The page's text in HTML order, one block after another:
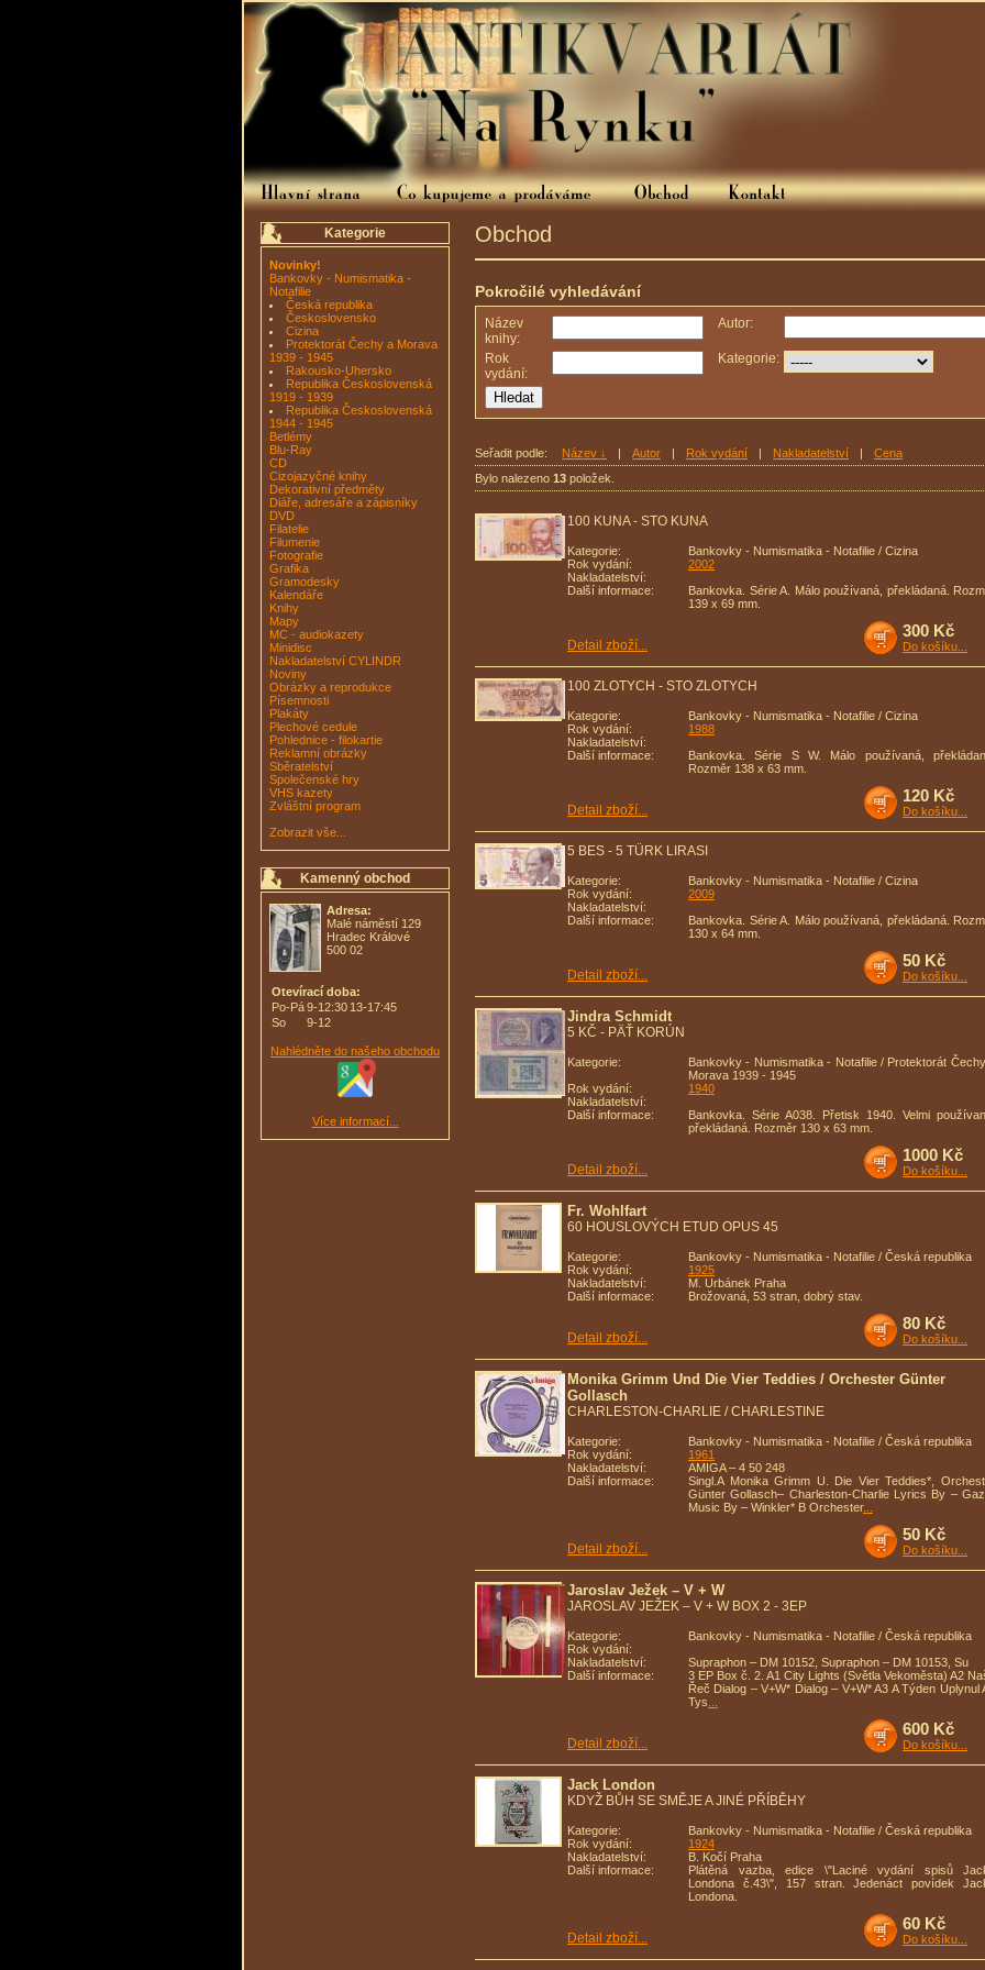
Kategorie
Novinky!
Bankovky - Numismatika -
Notafilie
Česká republika
Československo
Cizina
Protektorát Čechy a Morava
1939 - 1945
Rakousko-Uhersko
Republika Československá
1919 - 1939
Republika Československá
1944 - 1945
Betlémy
Blu-Ray
CD
Cizojazyčné knihy
Dekorativní předměty
Diáře, adresáře a zápisníky
DVD
Filatelie
Filumenie
Fotografie
Grafika
Gramodesky
Kalendáře
Knihy
Mapy
MC - audiokazety
Minidisc
Nakladatelství CYLINDR
Noviny
Obrázky a reprodukce
Písemnosti
Plakáty
Plechové cedule
Pohlednice - filokartie
Reklamní obrázky
Sběratelství
Společenské hry
VHS kazety
Zvláštní program
Zobrazit vše...
Kamenný obchod
Adresa:
Malé náměstí 129
Hradec Králové
500 02
Otevírací doba:
Po-Pá9-12:30 13-17:45
So
9-12
Nahlédněte do našeho obchodu
Více informací...
Obchod
Pokročilé vyhledávání
Název
knihy:
Autor:
Rok
vydání:
Kategorie:
Seřadit podle: Název ↓ | Autor | Rok vydání | Nakladatelství |
Cena
Bylo nalezeno 13 položek.
100 KUNA - STO KUNA
Kategorie:
Bankovky - Numismatika - Notafilie / Cizina
Rok vydání:
2002
Nakladatelství:
Další informace:
Bankovka. Série A. Málo používaná, překládaná.
139 x 69 mm.
Detail zboží...
300 Kč
Do košíku...
100 ZLOTYCH - STO ZLOTYCH
Kategorie:
Bankovky - Numismatika - Notafilie / Cizina
Rok vydání:
1988
Nakladatelství:
Další informace:
Bankovka. Série S W. Málo používaná,
Rozměr 138 x 63 mm.
Detail zboží...
120 Kč
Do košíku...
5 BES - 5 TÜRK LIRASI
Kategorie:
Bankovky - Numismatika - Notafilie / Cizina
Rok vydání:
2009
Nakladatelství:
Další informace:
Bankovka. Série A. Málo používaná, překládaná.
130 x 64 mm.
Detail zboží...
50 Kč
Do košíku...
Jindra Schmidt
5 KČ - PÄŤ KORÚN
Kategorie:
Bankovky - Numismatika - Notafilie / Protektorát
Morava 1939 - 1945
Rok vydání:
1940
Nakladatelství:
Další informace:
Bankovka. Série A038. Přetisk 1940. Velmi
překládaná. Rozměr 130 x 63 mm.
Detail zboží...
1000 Kč
Do košíku...
Fr. Wohlfart
60 HOUSLOVÝCH ETUD OPUS 45
Kategorie:
Bankovky - Numismatika - Notafilie / Česká republika
Rok vydání:
1925
Nakladatelství:
M. Urbánek Praha
Další informace:
Brožovaná, 53 stran, dobrý stav.
Detail zboží...
80 Kč
Do košíku...
Monika Grimm Und Die Vier Teddies / Orchester Günter
Gollasch
CHARLESTON-CHARLIE / CHARLESTINE
Kategorie:
Bankovky - Numismatika - Notafilie / Česká republika
Rok vydání:
1961
Nakladatelství:
AMIGA – 4 50 248
Další informace:
Singl.A Monika Grimm U. Die Vier Teddies*,
Günter Gollasch– Charleston-Charlie Lyrics By –
Music By – Winkler* B Orchester...
Detail zboží...
50 Kč
Do košíku...
Jaroslav Ježek – V + W
JAROSLAV JEŽEK – V + W BOX 2 - 3EP
Kategorie:
Bankovky - Numismatika - Notafilie / Česká republika
Rok vydání:
Nakladatelství:
Supraphon – DM 10152, Supraphon – DM 10153, Su
Další informace:
3 EP Box č. 2. A1 City Lights (Světla Vekoměsta) A2
Řeč Dialog – V+W* Dialog – V+W* A3 A Týden Uplynul
Tys
Detail zboží...
600 Kč
Do košíku...
Jack London
KDYŽ BŮH SE SMĚJE A JINÉ PŘÍBĚHY
Kategorie:
Bankovky - Numismatika - Notafilie / Česká republika
Rok vydání:
1924
Nakladatelství:
B. Kočí Praha
Další informace:
Plátěná vazba, edice \"Laciné vydání spisů
Londona č.43\", 157 stran. Jedenáct povídek
Londona.
Detail zboží...
60 Kč
Do košíku...